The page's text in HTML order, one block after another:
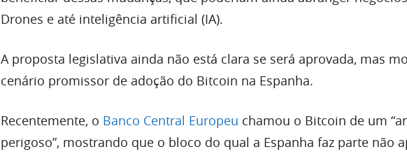
Drones e até inteligência artificial (IA).
A proposta legislativa ainda não está clara se será aprovada, mas
cenário promissor de adoção do Bitcoin na Espanha.
Recentemente, o Banco Central Europeu chamou o Bitcoin de um
perigoso”, mostrando que o bloco do qual a Espanha faz parte não